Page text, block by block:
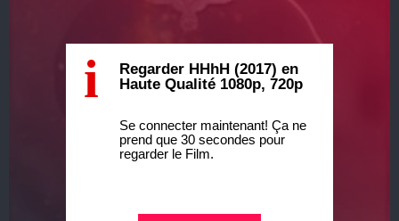
i
Regarder HHhH (2017) en
Haute Qualité 1080p, 720p
Se connecter maintenant! Ça ne
prend que 30 secondes pour
regarder le Film.